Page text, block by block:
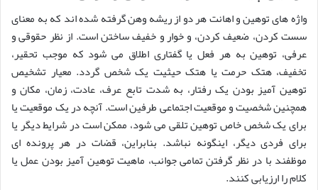
واژه های توهین و اهانت هر دو از ریشه وهن گرفته شده اند که به معنای
سست کردن، ضعیف کردن، و خوار و خفیف ساختن است. از نظر حقوقی و
عرفی، توهین به هر فعل یا گفتاری اطلاق می شود که موجب تحقیر،
تخفیف، هتک حرمت یا هتک حیثیت یک شخص گردد. معیار تشخیص
توهین آمیز بودن یک رفتار، به شدت تابع عرف، عادت، زمان، مکان و
همچنین شخصیت و موقعیت اجتماعی طرفین است. آنچه در یک موقعیت یا
برای یک شخص خاص توهین تلقی می شود، ممکن است در شرایط دیگر یا
برای فردی دیگر، اینگونه نباشد. بنابراین، قضات در هر پرونده ای
موظفند با در نظر گرفتن تمامی جوانب، ماهیت توهین آمیز بودن عمل یا
کلام را ارزیابی کنند.